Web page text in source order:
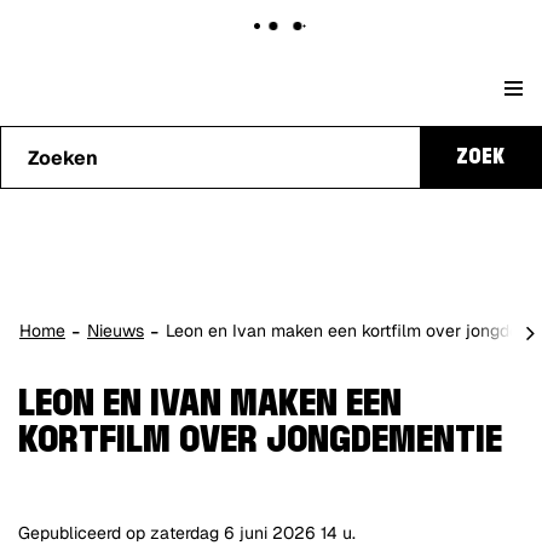
Genk
kunnen
we je
ZOEK
Home Nieuws Leon en Ivan maken een kortfilm over
LEON EN IVAN MAKEN EEN
KORTFILM OVER JONGDEMENTIE
Gepubliceerd op zaterdag 6 juni 2026 14 u.